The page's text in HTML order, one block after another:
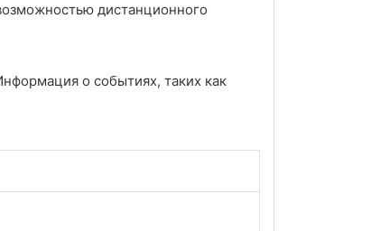
дистанционного
о событиях, таких как